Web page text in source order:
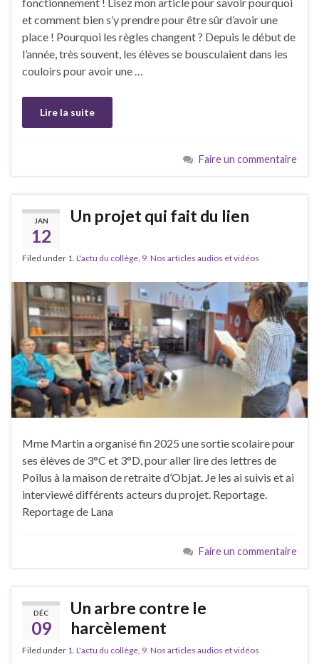
et comment bien s’y prendre pour être sûr d’avoir une
place ! Pourquoi les règles changent ? Depuis le début de
l’année, très souvent, les élèves se bousculaient dans les
couloirs pour avoir une …
Lire la suite
Faire un commentaire
JAN
12
Un projet qui fait du lien
Filed under 1. L'actu du collège, 9. Nos articles audios et vidéos
Mme Martin a organisé fin 2025 une sortie scolaire pour
ses élèves de 3°C et 3°D, pour aller lire des lettres de
Poilus à la maison de retraite d’Objat. Je les ai suivis et ai
interviewé différents acteurs du projet. Reportage.
Reportage de Lana
Faire un commentaire
DÉC
09
Un arbre contre le
harcèlement
Filed under 1. L'actu du collège, 9. Nos articles audios et vidéos